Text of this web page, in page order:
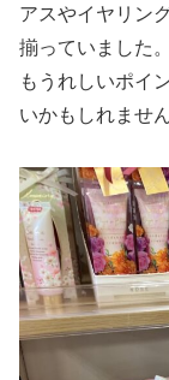
アスやイヤリン
揃っていました
もうれしいポイ
いかもしれません